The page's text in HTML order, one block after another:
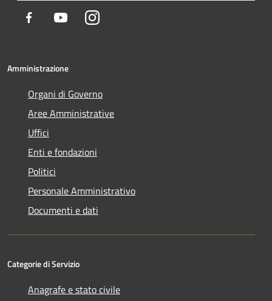
Facebook YoutubeInstagram
Amministrazione
Organi di Governo
Aree Amministrative
Uffici
Enti e fondazioni
Politici
Personale Amministrativo
Documenti e dati
Categorie di Servizio
Anagrafe e stato civile